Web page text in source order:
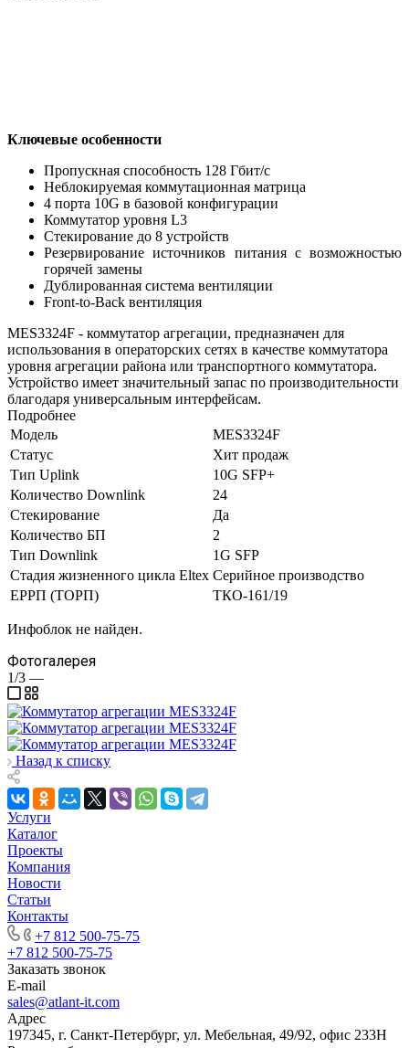
Ключевые особенности
Пропускная способность 128 Гбит/с
Неблокируемая коммутационная матрица
4 порта 10G в базовой конфигурации
Коммутатор уровня L3
Стекирование до 8 устройств
Резервирование источников питания с возможностью
горячей замены
Дублированная система вентиляции
Front-to-Back вентиляция
MES3324F - коммутатор агрегации, предназначен для
использования в операторских сетях в качестве коммутатора
уровня агрегации района или транспортного коммутатора.
Устройство имеет значительный запас по производительности
благодаря универсальным интерфейсам.
Подробнее
Модель
MES3324F
Статус
Хит продаж
Тип Uplink
10G SFP+
Количество Downlink
24
Стекирование
Да
Количество БП
2
Тип Downlink
1G SFP
Стадия жизненного цикла Eltex Серийное производство
ЕРРП (ТОРП)
ТКО-161/19
Инфоблок не найден.
Фотогалерея
1/3 —
Назад к списку
Услуги
Каталог
Проекты
Компания
Новости
Статьи
Контакты
+7 812 500-75-75
+7 812 500-75-75
Заказать звонок
E-mail
sales@atlant-it.com
Адрес
197345, г. Санкт-Петербург, ул. Мебельная, 49/92, офис 233Н